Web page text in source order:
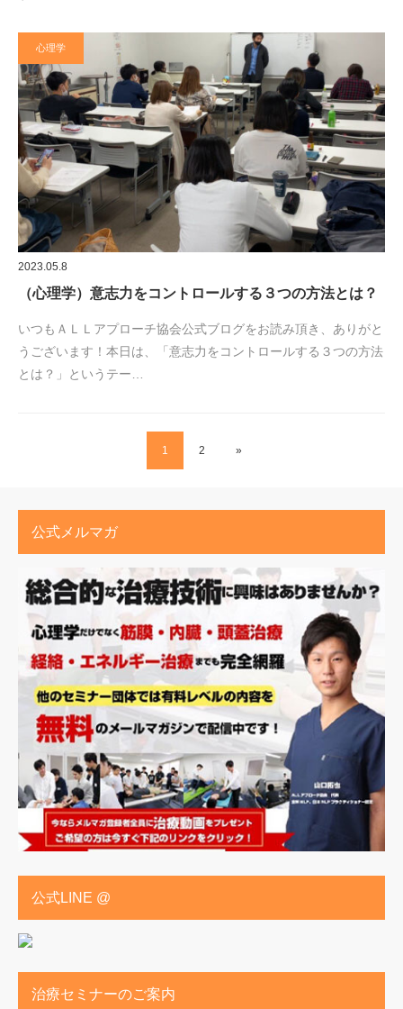
心理学
2023.05.8
（心理学）意志力をコントロールする３つの方法とは？
いつもＡＬＬアプローチ協会公式ブログをお読み頂き、ありがと
うございます！本日は、「意志力をコントロールする３つの方法
とは？」というテー…
1 2 »
公式メルマガ
公式LINE @
治療セミナーのご案内